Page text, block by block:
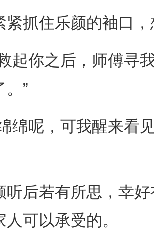
住乐颜的袖口，
你之后，师傅寻我
。”
呢，可我醒来看见
若有所思，幸好
可以承受的。